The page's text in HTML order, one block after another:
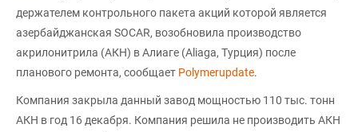
держателем контрольного пакета акций которой является
азербайджанская SOCAR, возобновила производство
акрилонитрила (АКН) в Алиаге (Aliaga, Турция) после
планового ремонта, сообщает Polymerupdate.
Компания закрыла данный завод мощностью 110 тыс. тонн
АКН в год 16 декабря. Компания решила не производить AКН